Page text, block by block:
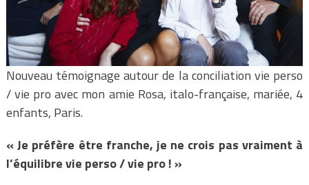
Nouveau témoignage autour de la conciliation vie perso
/ vie pro avec mon amie Rosa, italo-française, mariée, 4
enfants, Paris.
« Je préfère être franche, je ne crois pas vraiment à
l’équilibre vie perso / vie pro ! »